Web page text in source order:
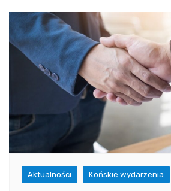
Aktualności Końskie wydarzenia